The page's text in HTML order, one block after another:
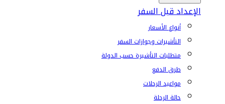
الإعداد قبل السفر
أنواع الأسعار
التأشيرات وجوازات السفر
متطلبات التأشيرة حسب الدولة
طرق الدفع
مواعيد الرحلات
حالة الرحلة